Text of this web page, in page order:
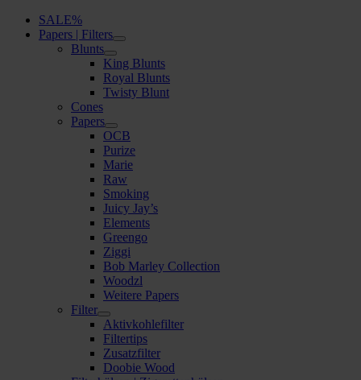
SALE%
Papers | Filters
Blunts
King Blunts
Royal Blunts
Twisty Blunt
Cones
Papers
OCB
Purize
Marie
Raw
Smoking
Juicy Jay’s
Elements
Greengo
Ziggi
Bob Marley Collection
Woodzl
Weitere Papers
Filter
Aktivkohlefilter
Filtertips
Zusatzfilter
Doobie Wood